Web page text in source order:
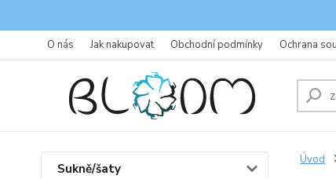
O nás Jak nakupovat Obchodní podmínky Ochrana
Sukně/šaty
Úvod